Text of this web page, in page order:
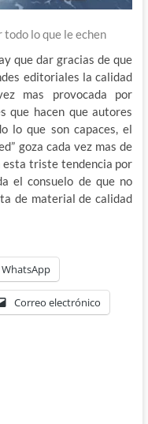
todo lo que le echen
que dar gracias de que
editoriales la calidad
mas provocada por
que hacen que autores
lo que son capaces, el
goza cada vez mas de
esta triste tendencia por
el consuelo de que no
de material de calidad
WhatsApp
Correo electrónico